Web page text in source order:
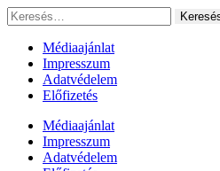
Ugrás
a
tartalomhoz
Keresés:
Médiaajánlat
Impresszum
Adatvédelem
Előfizetés
Médiaajánlat
Impresszum
Adatvédelem